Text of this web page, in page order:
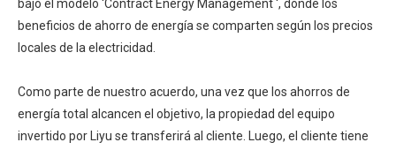
bajo el modelo 'Contract Energy Management ', donde los
beneficios de ahorro de energía se comparten según los precios
locales de la electricidad.
Como parte de nuestro acuerdo, una vez que los ahorros de
energía total alcancen el objetivo, la propiedad del equipo
invertido por Liyu se transferirá al cliente. Luego, el cliente tiene